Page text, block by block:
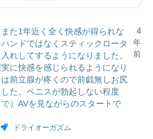
た1年近く全く快感が得られな
ンドではなくスティックロータ
れしてするようになりました。
に快感を感じられるようになり
前立腺が疼くので前戯無しお尻
た。ペニスが勃起しない程度
で）AVを見ながらのスタートで
4
年
前
ドライオーガズム